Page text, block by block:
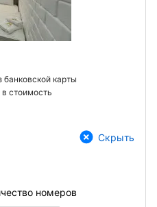
карты
стоимость
Скрыть
номеров